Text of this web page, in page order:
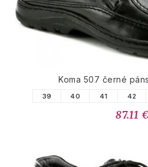
Koma 507 černé
39 40 41 42
87.11 €